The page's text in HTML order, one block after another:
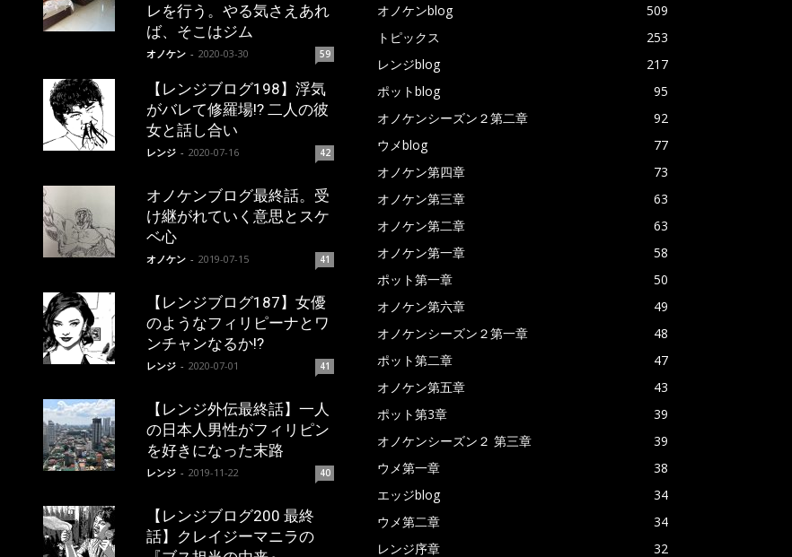
レを行う。やる気さえあれ
ば、そこはジム
オノケン - 2020-03-30 59
【レンジブログ198】浮気
がバレて修羅場!? 二人の彼
女と話し合い
レンジ - 2020-07-16 42
オノケンブログ最終話。受
け継がれていく意思とスケ
ベ心
オノケン - 2019-07-15 41
【レンジブログ187】女優
のようなフィリピーナとワ
ンチャンなるか!?
レンジ - 2020-07-01 41
【レンジ外伝最終話】一人
の日本人男性がフィリピン
を好きになった末路
レンジ - 2019-11-22 40
【レンジブログ200 最終
話】クレイジーマニラの
オノケンblog
509
トピックス
253
レンジblog
217
ポットblog
95
オノケンシーズン２第二章
92
ウメblog
77
オノケン第四章
73
オノケン第三章
63
オノケン第二章
63
オノケン第一章
58
ポット第一章
50
オノケン第六章
49
オノケンシーズン２第一章
48
ポット第二章
47
オノケン第五章
43
ポット第3章
39
オノケンシーズン２ 第三章
39
ウメ第一章
38
エッジblog
34
ウメ第二章
34
レンジ序章
32